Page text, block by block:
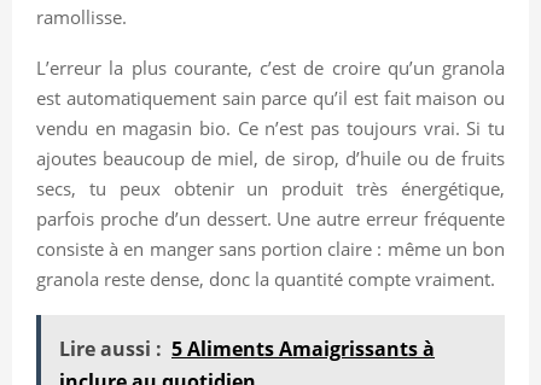
ramollisse.
L’erreur la plus courante, c’est de croire qu’un granola
est automatiquement sain parce qu’il est fait maison ou
vendu en magasin bio. Ce n’est pas toujours vrai. Si tu
ajoutes beaucoup de miel, de sirop, d’huile ou de fruits
secs, tu peux obtenir un produit très énergétique,
parfois proche d’un dessert. Une autre erreur fréquente
consiste à en manger sans portion claire : même un bon
granola reste dense, donc la quantité compte vraiment.
Lire aussi : 5 Aliments Amaigrissants à